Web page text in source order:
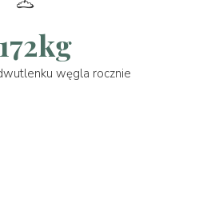
węgla rocznie